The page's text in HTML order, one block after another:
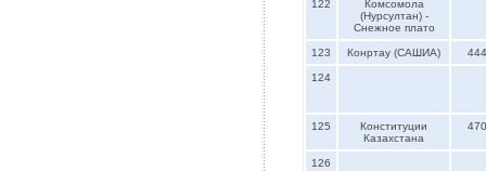
122
Комсомола
(Нурсултан) -
Снежное плато
123 Конртау (САШИА)
124
125
Конституции
Казахстана
126